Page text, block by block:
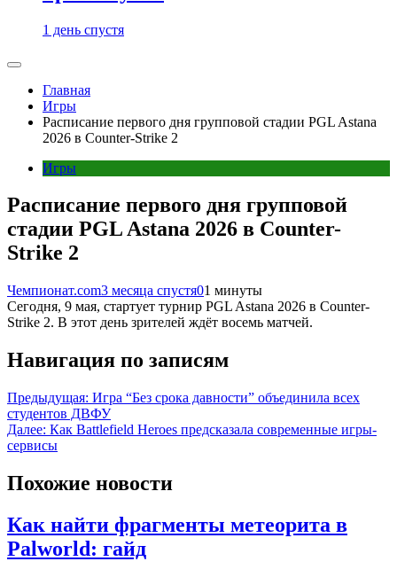
1 день спустя
Главная
Игры
Расписание первого дня групповой стадии PGL Astana
2026 в Counter-Strike 2
Игры
Расписание первого дня групповой
стадии PGL Astana 2026 в Counter-
Strike 2
Чемпионат.com3 месяца спустя01 минуты
Сегодня, 9 мая, стартует турнир PGL Astana 2026 в Counter-
Strike 2. В этот день зрителей ждёт восемь матчей.
Навигация по записям
Предыдущая: Игра “Без срока давности” объединила всех
студентов ДВФУ
Далее: Как Battlefield Heroes предсказала современные игры-
сервисы
Похожие новости
Как найти фрагменты метеорита в
Palworld: гайд